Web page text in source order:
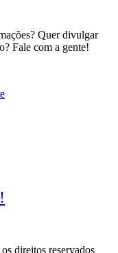
Quer divulgar
Fale com a gente!
direitos reservados